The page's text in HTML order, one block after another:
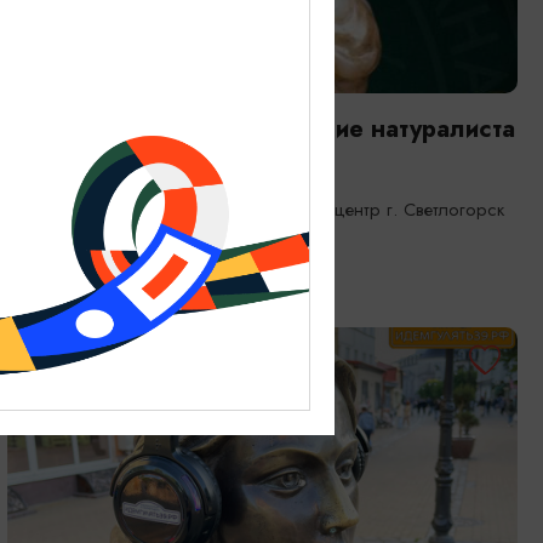
Янтарная каюта. Путешествие натуралиста
25.12.2025 - 31.12.2026
Светлогорск, Морской выставочный центр г. Светлогорск
ОТ 1200₽